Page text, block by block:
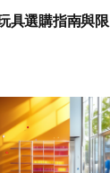
具選購指南與限